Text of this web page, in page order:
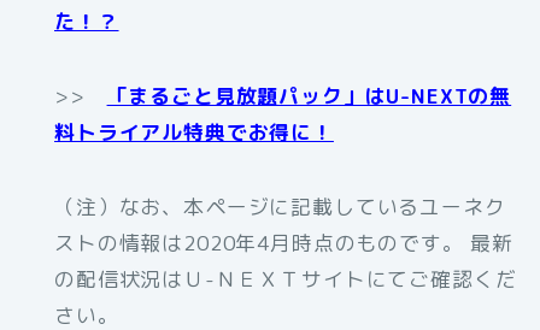
た！？
>>
「まるごと見放題パック」はU-NEXTの無
料トライアル特典でお得に！
（注）なお、本ページに記載しているユーネク
ストの情報は2020年4月時点のものです。 最新
の配信状況はＵ-ＮＥＸＴサイトにてご確認くだ
さい。